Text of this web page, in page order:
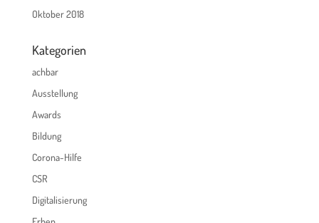
Oktober 2018
Kategorien
achbar
Ausstellung
Awards
Bildung
Corona-Hilfe
CSR
Digitalisierung